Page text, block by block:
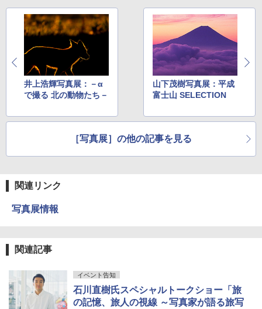
井上浩輝写真展：－α
で撮る 北の動物たち－
山下茂樹写真展：平成
富士山 SELECTION
［写真展］の他の記事を見る
関連リンク
写真展情報
関連記事
イベント告知
石川直樹氏スペシャルトークショー「旅
の記憶、旅人の視線 ～写真家が語る旅写